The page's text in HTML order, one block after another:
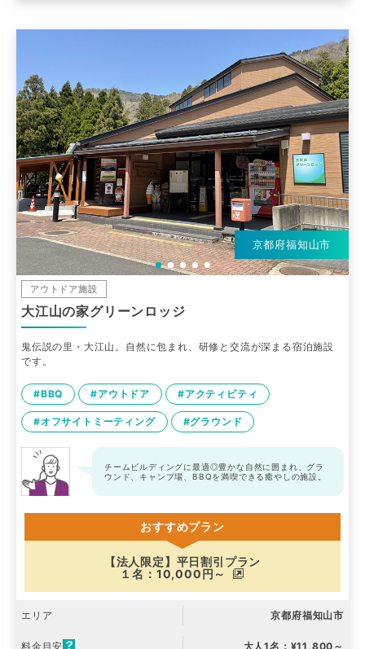
京都府福知山市
アウトドア施設
大江山の家グリーンロッジ
鬼伝説の里・大江山。自然に包まれ、研修と交流が深まる宿泊施設
です。
#BBQ #アウトドア #アクティビティ
#オフサイトミーティング #グラウンド
チームビルディングに最適◎豊かな自然に囲まれ、グラ
ウンド、キャンプ場、BBQを満喫できる癒やしの施設。
おすすめプラン
【法人限定】平日割引プラン
１名：10,000円～
エリア 京都府福知山市
料金目安 大人1名：¥11,800～